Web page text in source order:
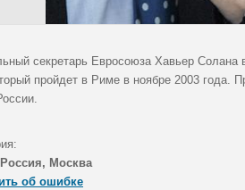
секретарь Евросоюза Хавьер
пройдет в Риме в ноябре 2003 года.
Россия, Москва
об ошибке